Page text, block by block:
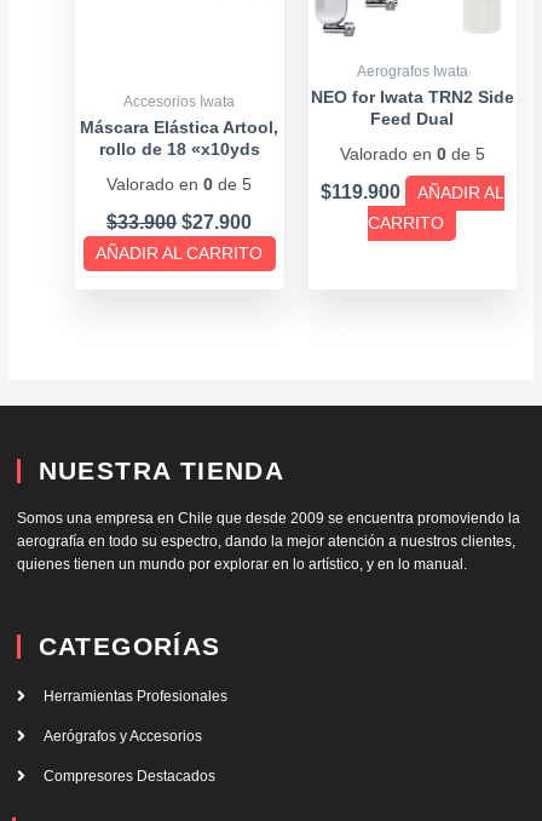
Accesorios Iwata
Máscara Elástica Artool,
rollo de 18 «x10yds
Valorado en0 de 5
$33.900 $27.900
AÑADIR AL CARRITO
Aerografos Iwata
NEO for Iwata TRN2 Side
Feed Dual
Valorado en 0de 5
$119.900
AÑADIR AL
CARRITO
NUESTRA TIENDA
Somos una empresa en Chile que desde 2009 se encuentra promoviendo la
aerografía en todo su espectro, dando la mejor atención a nuestros clientes,
quienes tienen un mundo por explorar en lo artístico, y en lo manual.
CATEGORÍAS
Herramientas Profesionales
Aerógrafos y Accesorios
Compresores Destacados